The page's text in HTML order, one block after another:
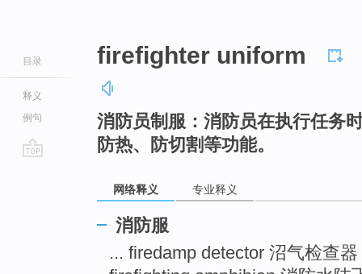
目录
释义
例句
firefighter uniform
消防员制服：消防员在执行任务
防热、防切割等功能。
网络释义 专业释义
消防服
... firedamp detector 沼气检查器